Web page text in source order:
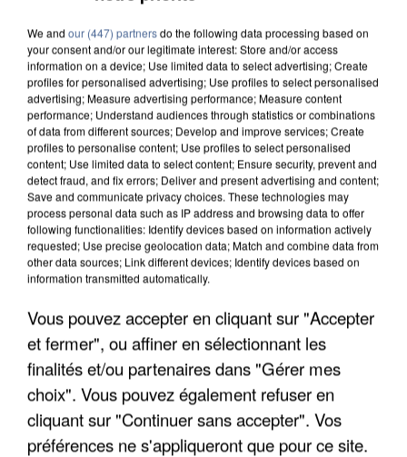
UNE TOURISTE DE L’OISE EMPORTÉE PAR UNE
COULÉE DE BOUE EN HAUTE-SAVOIE
We and our (447) partnersdo the following data processing based on
your consent and/or our legitimate interest: Store and/or access
information on a device; Use limited data to select advertising; Create
profiles for personalised advertising; Use profiles to select personalised
advertising; Measure advertising performance; Measure content
performance; Understand audiences through statistics or combinations
of data from different sources; Develop and improve services; Create
profiles to personalise content; Use profiles to select personalised
content; Use limited data to select content; Ensure security, prevent and
detect fraud, and fix errors; Deliver and present advertising and content;
Save and communicate privacy choices. These technologies may
process personal data such as IP address and browsing data to offer
following functionalities: Identify devices based on information actively
requested; Use precise geolocation data; Match and combine data from
other data sources; Link different devices; Identify devices based on
information transmitted automatically.
Vous pouvez accepter en cliquant sur "Accepter
et fermer", ou affiner en sélectionnant les
finalités et/ou partenaires dans "Gérer mes
choix". Vous pouvez également refuser en
cliquant sur "Continuer sans accepter". Vos
préférences ne s'appliqueront que pour ce site.